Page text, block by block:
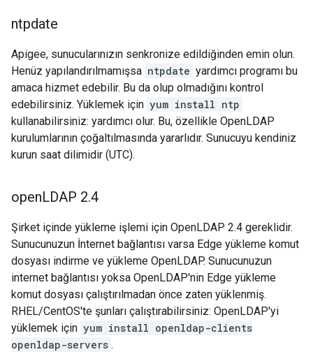
ntpdate
Apigee, sunucularınızın senkronize edildiğinden emin olun.
Henüz yapılandırılmamışsa ntpdate yardımcı programı bu
amaca hizmet edebilir. Bu da olup olmadığını kontrol
edebilirsiniz. Yüklemek için yum install ntp
kullanabilirsiniz: yardımcı olur. Bu, özellikle OpenLDAP
kurulumlarının çoğaltılmasında yararlıdır. Sunucuyu kendiniz
kurun saat dilimidir (UTC).
openLDAP 2.4
Şirket içinde yükleme işlemi için OpenLDAP 2.4 gereklidir.
Sunucunuzun İnternet bağlantısı varsa Edge yükleme komut
dosyası indirme ve yükleme OpenLDAP. Sunucunuzun
internet bağlantısı yoksa OpenLDAP'nin Edge yükleme
komut dosyası çalıştırılmadan önce zaten yüklenmiş.
RHEL/CentOS'te şunları çalıştırabilirsiniz: OpenLDAP'yi
yüklemek için yum install openldap-clients
openldap-servers .